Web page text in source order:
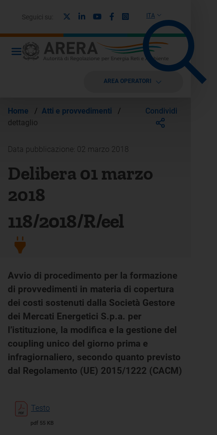
ITA
Seguici su: LinkedinYoutubeFacebook
Instagram
AREA OPERATORI
Home / Atti e provvedimenti
/
dettaglio
Condividi
Data pubblicazione: 02 marzo 2018
Delibera 01 marzo
2018
118/2018/R/eel
Avvio di procedimento per la formazione
di provvedimenti in materia di copertura
dei costi sostenuti dalla Società Gestore
dei Mercati Energetici S.p.a. per
l’istituzione, la modifica e la gestione del
coupling unico del giorno prima e
infragiornaliero, secondo quanto previsto
dal Regolamento (UE) 2015/1222 (CACM)
Testo
pdf 55 KB